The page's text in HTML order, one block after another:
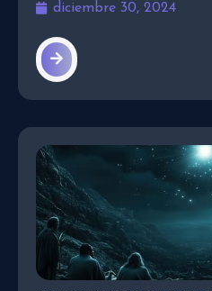
diciembre 30, 2024